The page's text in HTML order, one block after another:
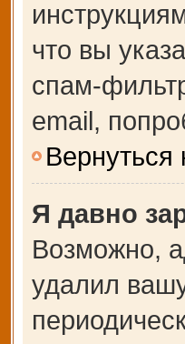
что вы
спам-
email,
Вернуться
Я давно
Возможно,
удалил